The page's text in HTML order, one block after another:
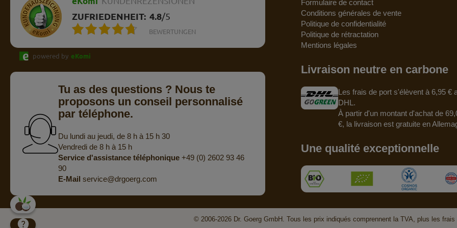
ZUFRIEDENHEIT: 4.8/5
BEWERTUNGEN
powered by eKomi
Tu as des questions ? Nous te
proposons un conseil personnalisé
par téléphone.
Du lundi au jeudi, de 8 h à 15 h 30
Vendredi de 8 h à 15 h
Service d'assistance téléphonique+49 (0) 2602 93 46
90
E-Mail service@drgoerg.com
Formulaire de contact
Conditions générales de vente
Politique de confidentialité
Politique de rétractation
Mentions légales
Livraison neutre en carbone
Les frais de port s'élèvent à 6,95 €
DHL.
À partir d'un montant d'achat de
€, la livraison est gratuite en
Une qualité exceptionnelle
© 2006-2026 Dr. Goerg GmbH. Tous les prix indiqués comprennent la TVA, plus les frais